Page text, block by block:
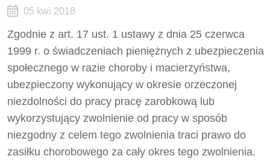
05 kwi 2018
Zgodnie z art. 17 ust. 1 ustawy z dnia 25 czerwca
1999 r. o świadczeniach pieniężnych z ubezpieczenia
społecznego w razie choroby i macierzyństwa,
ubezpieczony wykonujący w okresie orzeczonej
niezdolności do pracy pracę zarobkową lub
wykorzystujący zwolnienie od pracy w sposób
niezgodny z celem tego zwolnienia traci prawo do
zasiłku chorobowego za cały okres tego zwolnienia.